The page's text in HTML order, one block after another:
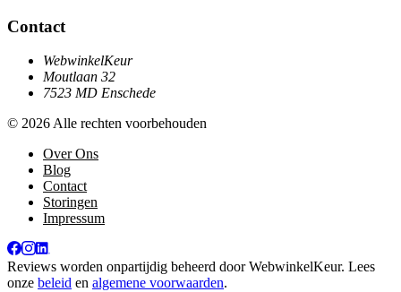
Contact
WebwinkelKeur
Moutlaan 32
7523 MD Enschede
© 2026 Alle rechten voorbehouden
Over Ons
Blog
Contact
Storingen
Impressum
Reviews worden onpartijdig beheerd doorWebwinkelKeur. Lees
onze beleid en algemene voorwaarden.